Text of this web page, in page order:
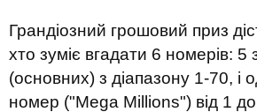
Грандіозний грошовий приз
хто зуміє вгадати 6 номерів: 5
(основних) з діапазону 1-70, і
номер ("Mega Millions") від 1